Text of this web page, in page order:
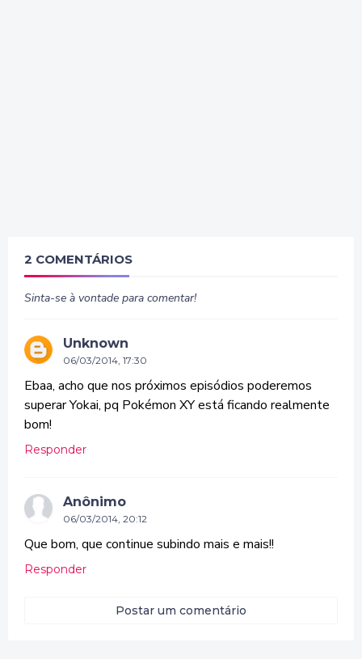
2 COMENTÁRIOS
Sinta-se à vontade para comentar!
Unknown
06/03/2014, 17:30
Ebaa, acho que nos próximos episódios poderemos
superar Yokai, pq Pokémon XY está ficando realmente
bom!
Responder
Anônimo
06/03/2014, 20:12
Que bom, que continue subindo mais e mais!!
Responder
Postar um comentário